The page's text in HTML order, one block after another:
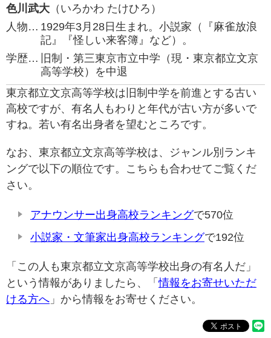
色川武大 （いろかわ たけひろ）
人物… 1929年3月28日生まれ。小説家（『麻雀放浪
記』『怪しい来客簿』など）。
学歴…
旧制・第三東京市立中学（現・東京都立文京
高等学校）を中退
東京都立文京高等学校は旧制中学を前進とする古い
高校ですが、有名人もわりと年代が古い方が多いで
すね。若い有名出身者を望むところです。
なお、東京都立文京高等学校は、ジャンル別ランキ
ングで以下の順位です。こちらも合わせてご覧くだ
さい。
アナウンサー出身高校ランキングで570位
小説家・文筆家出身高校ランキングで192位
「この人も東京都立文京高等学校出身の有名人だ」
という情報がありましたら、「情報をお寄せいただ
ける方へ 」から情報をお寄せください。